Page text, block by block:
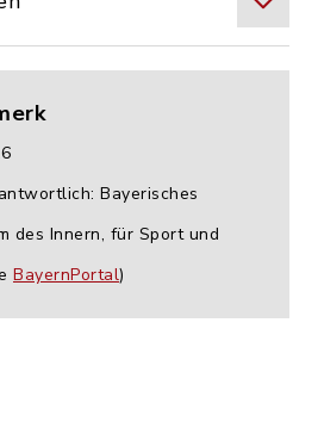
Bayerisches
des Innern, für Sport und
BayernPortal)